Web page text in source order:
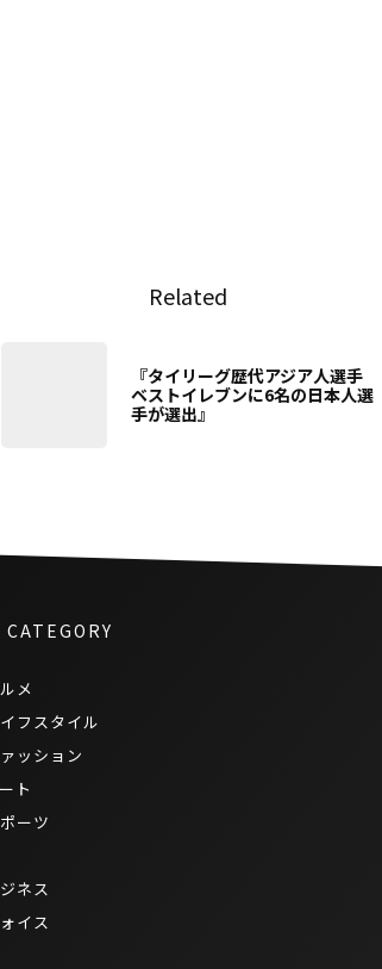
Related
『タイリーグ歴代アジア人選手
ベストイレブンに6名の日本人選
手が選出』
メ
フスタイル
ッション
ト
ーツ
ネス
イス